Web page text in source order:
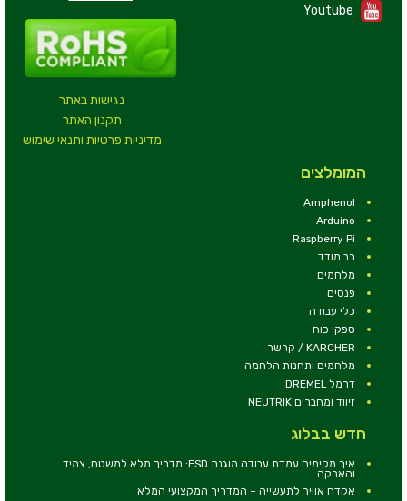
נגישות באתר
תקנון האתר
מדיניות פרטיות ותנאי שימוש
Youtube
המומלצים
Amphenol
Arduino
Raspberry Pi
רב מודד
מלחמים
פנסים
כלי עבודה
ספקי כוח
KARCHER / קרשר
מלחמים ותחנות הלחמה
דרמל DREMEL
זיווד ומחברים NEUTRIK
חדש בבלוג
איך מקימים עמדת עבודה מוגנת ESD: מדריך מלא למשטח, צמיד
והארקה
אקדח אוויר לתעשייה – המדריך המקצועי המלא